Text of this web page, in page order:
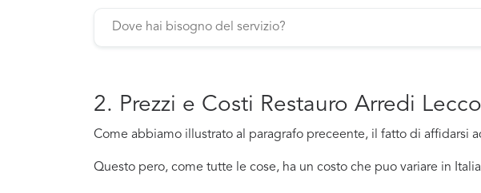
2. Prezzi e Costi Restauro Arredi Lecco
Come abbiamo illustrato al paragrafo preceente, il fatto di affidarsi
Questo pero, come tutte le cose, ha un costo che puo variare in